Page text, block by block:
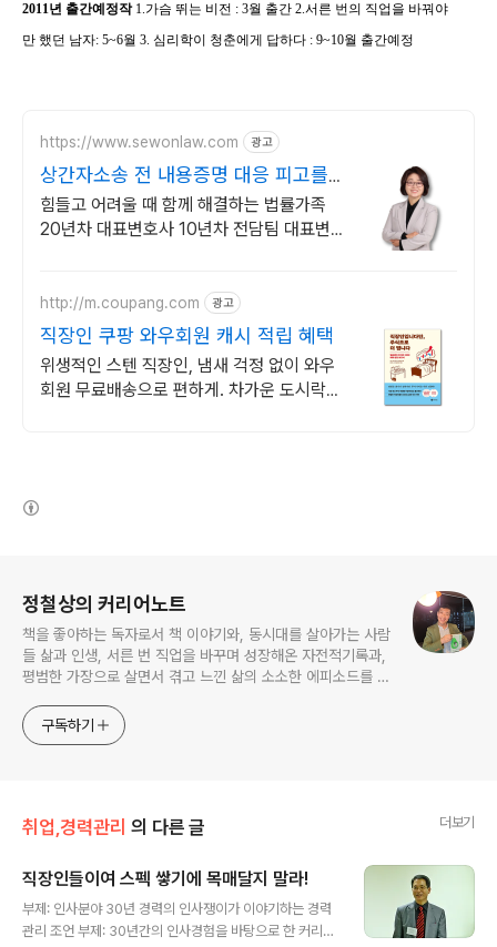
2011년 출간예정작1.가슴 뛰는 비전 : 3월 출간 2.서른 번의 직업을 바꿔야
만 했던 남자: 5~6월 3. 심리학이 청춘에게 답하다 : 9~10월 출간예정
https://www.sewonlaw.com 광고
상간자소송 전 내용증명 대응 피고를
위한 전문법률사무소
힘들고 어려울 때 함께 해결하는 법률가족
20년차 대표변호사 10년차 전담팀 대표변호
http://m.coupang.com 광고
직장인 쿠팡 와우회원 캐시 적립 혜택
위생적인 스텐 직장인, 냄새 걱정 없이 와우
회원 무료배송으로 편하게. 차가운 도시락은
정철상의 커리어노트
책을 좋아하는 독자로서 책 이야기와, 동시대를 살아가는 사람
들 삶과 인생, 서른 번 직업을 바꾸며 성장해온 자전적기록과,
평범한 가장으로 살면서 겪고 느낀 삶의 소소한 에피소드를 전
고픈 커리어코치, 유튜브: 정교수의 인생수업
구독하기
취업,경력관리 의 다른 글 더보기
직장인들이여 스펙 쌓기에 목매달지 말라!
부제: 인사분야 30년 경력의 인사쟁이가 이야기하는 경력
관리 조언 부제: 30년간의 인사경험을 바탕으로 한 커리어